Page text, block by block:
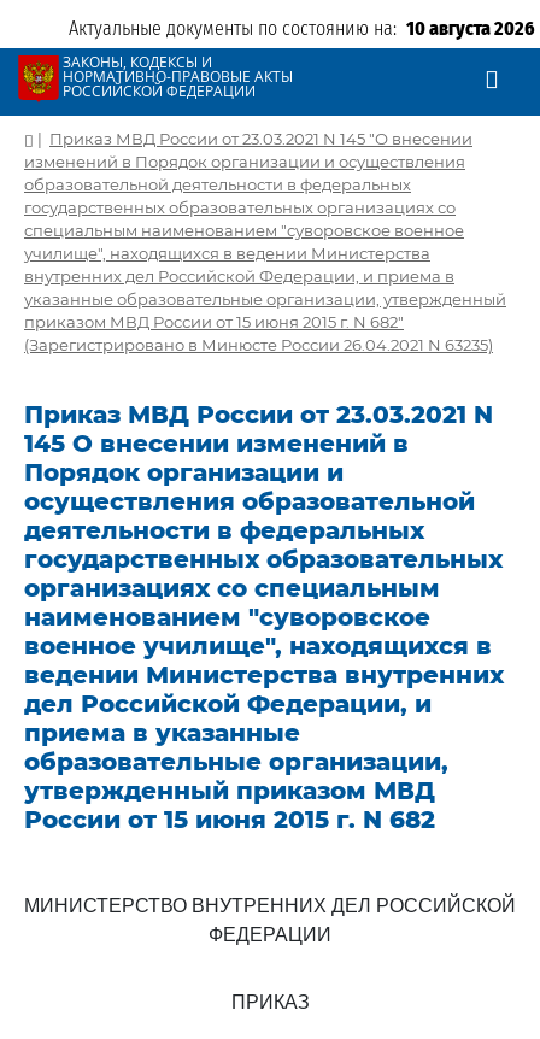
Актуальные документы по состоянию на: 10 августа 2026
ЗАКОНЫ, КОДЕКСЫ И
НОРМАТИВНО-ПРАВОВЫЕ АКТЫ
РОССИЙСКОЙ ФЕДЕРАЦИИ
| Приказ МВД России от 23.03.2021 N 145 "О внесении
изменений в Порядок организации и осуществления
образовательной деятельности в федеральных
государственных образовательных организациях со
специальным наименованием "суворовское военное
училище", находящихся в ведении Министерства
внутренних дел Российской Федерации, и приема в
указанные образовательные организации, утвержденный
приказом МВД России от 15 июня 2015 г. N 682"
(Зарегистрировано в Минюсте России 26.04.2021 N 63235)
Приказ МВД России от 23.03.2021 N
145 О внесении изменений в
Порядок организации и
осуществления образовательной
деятельности в федеральных
государственных образовательных
организациях со специальным
наименованием "суворовское
военное училище", находящихся в
ведении Министерства внутренних
дел Российской Федерации, и
приема в указанные
образовательные организации,
утвержденный приказом МВД
России от 15 июня 2015 г. N 682
МИНИСТЕРСТВО ВНУТРЕННИХ ДЕЛ РОССИЙСКОЙ
ФЕДЕРАЦИИ
ПРИКАЗ